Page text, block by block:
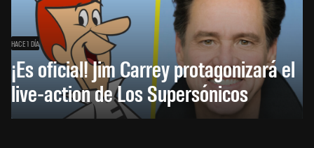
HACE 1 DÍA
¡Es oficial! Jim Carrey protagonizará el
live-action de Los Supersónicos